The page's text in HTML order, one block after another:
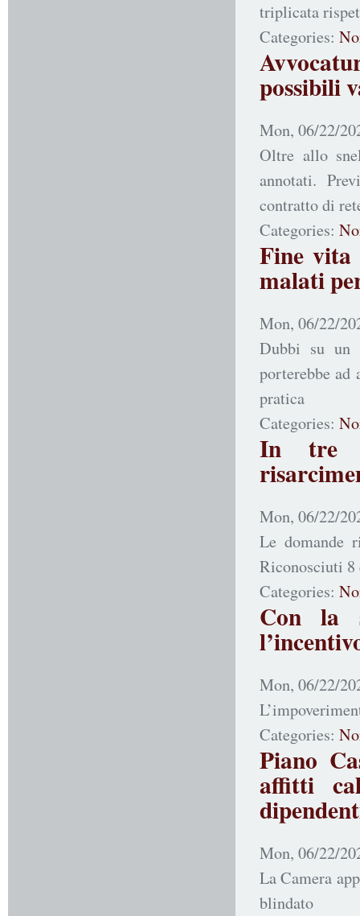
triplicata
Categories:
possibili
Mon, 06/22/
Oltre allo
annotati.
contratto di
Categories:
Fine vita
malati
Mon, 06/22/
Dubbi su un
porterebbe ad
pratica
Categories:
In tre
Mon, 06/22/
Le domande
Riconosciuti 8
Categories:
Con la
Mon, 06/22/
Categories:
Piano
affitti
Mon, 06/22/
La Camera
blindato